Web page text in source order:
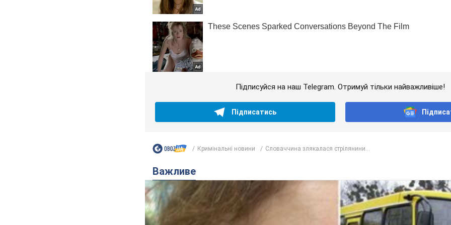
Підписуйся на наш Telegram. Отримуй тільки найважливіше!
Підписатись
Кримінальні новини Словаччина злякалася стрілянини...
Важливе